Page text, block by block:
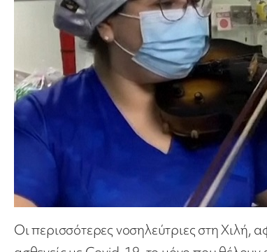
Οι περισσότερες νοσηλεύτριες στη